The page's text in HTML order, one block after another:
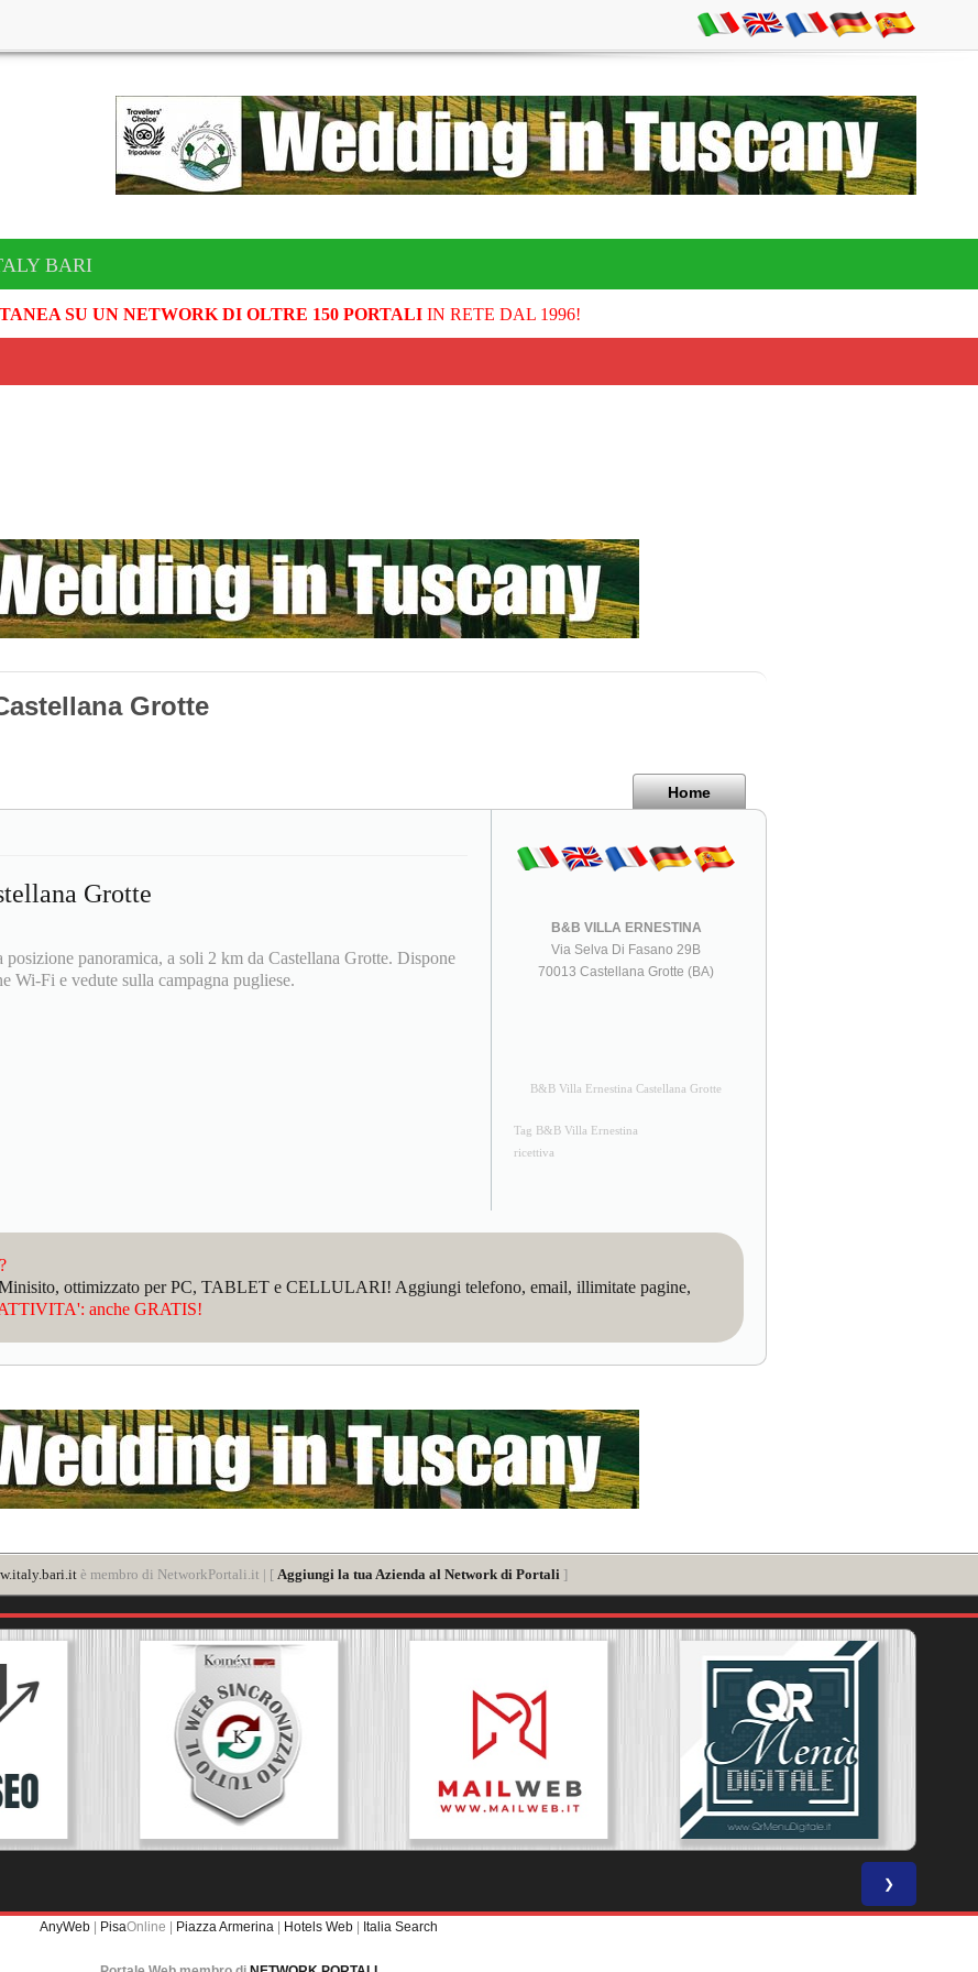
BARI
SU UN NETWORK DI OLTRE 150 PORTALIIN RETE DAL 1996!
Grotte
Home
Grotte
panoramica, a soli 2 km da Castellana Grotte. Dispone
Wi-Fi e vedute sulla campagna pugliese.
B&B VILLA ERNESTINA
Via Selva Di Fasano 29B
70013 Castellana Grotte (BA)
B&B Villa Ernestina Castellana Grotte
Tag B&B Villa Ernestina
ricettiva
Minisito, ottimizzato per PC, TABLET e CELLULARI! Aggiungi telefono, email, illimitate pagine,
anche GRATIS!
è membro di NetworkPortali.it | [ Aggiungi la tua Azienda al Network di Portali ]
❯
AnyWeb | PisaOnline | Piazza Armerina | Hotels Web | Italia Search